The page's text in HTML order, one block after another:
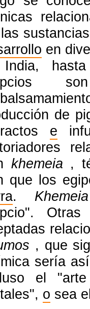
en
de
e
khemeia ,
que los
. Khemeia
, que
sería
el
o sea